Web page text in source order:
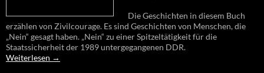
Die Geschichten in diesem Buch
erzählen von Zivilcourage. Es sind Geschichten von Menschen, die
„Nein“ gesagt haben. „Nein“ zu einer Spitzeltätigkeit für die
Staatssicherheit der 1989 untergegangenen DDR.
Weiterlesen →